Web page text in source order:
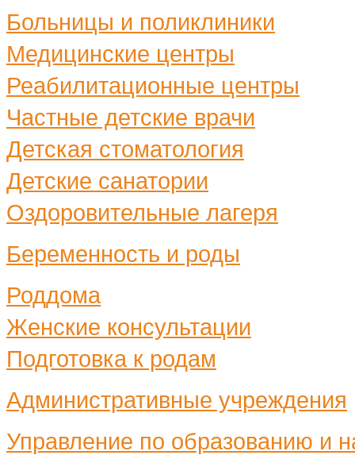
Больницы и поликлиники
Медицинские центры
Реабилитационные центры
Частные детские врачи
Детская стоматология
Детские санатории
Оздоровительные лагеря
Беременность и роды
Роддома
Женские консультации
Подготовка к родам
Административные учреждения
Управление по образованию и